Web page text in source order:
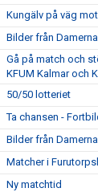
Kungälv på väg
Bilder från
Gå på match och
KFUM Kalmar och
50/50 lotteriet
Ta chansen -
Bilder från
Matcher i
Ny matchtid